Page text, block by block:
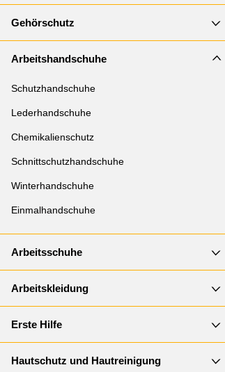
Gehörschutz
Arbeitshandschuhe
Schutzhandschuhe
Lederhandschuhe
Chemikalienschutz
Schnittschutzhandschuhe
Winterhandschuhe
Einmalhandschuhe
Arbeitsschuhe
Arbeitskleidung
Erste Hilfe
Hautschutz und Hautreinigung